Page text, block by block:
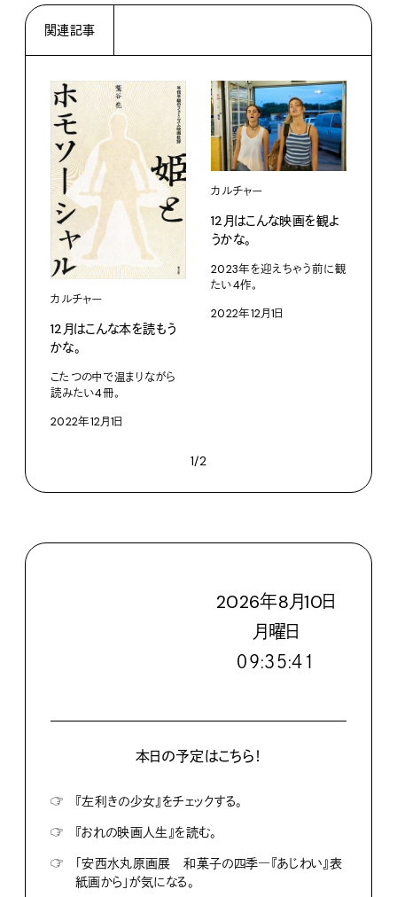
関連記事
カルチャー
12月はこんな本を読もう
かな。
こたつの中で温まりながら
読みたい4冊。
2022年12月1日
カルチャー
12月はこんな映画を観よ
うかな。
2023年を迎えちゃう前に観
たい4作。
2022年12月1日
1/2
2026年8月10日
月曜日
０９:３５:４２
本日の予定はこちら！
☞
『左利きの少女』をチェックする。
☞
『おれの映画人生』を読む。
☞
「安西水丸原画展 和菓子の四季―『あじわい』表
紙画から」が気になる。